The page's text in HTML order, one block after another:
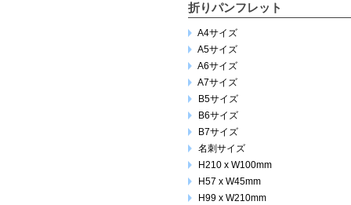
折りパンフレット
A4サイズ
A5サイズ
A6サイズ
A7サイズ
B5サイズ
B6サイズ
B7サイズ
名刺サイズ
H210 x W100mm
H57 x W45mm
H99 x W210mm